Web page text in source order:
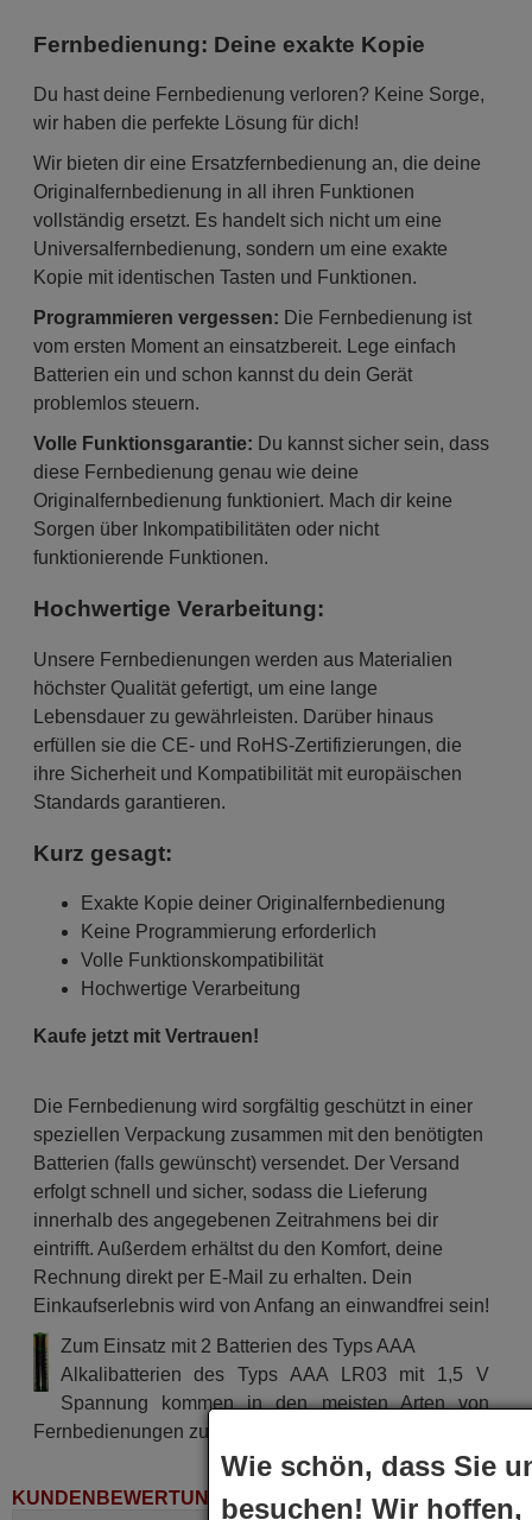
Fernbedienung: Deine exakte Kopie
Du hast deine Fernbedienung verloren? Keine Sorge,
wir haben die perfekte Lösung für dich!
Wir bieten dir eine Ersatzfernbedienung an, die deine
Originalfernbedienung in all ihren Funktionen
vollständig ersetzt. Es handelt sich nicht um eine
Universalfernbedienung, sondern um eine exakte
Kopie mit identischen Tasten und Funktionen.
Programmieren vergessen: Die Fernbedienung ist
vom ersten Moment an einsatzbereit. Lege einfach
Batterien ein und schon kannst du dein Gerät
problemlos steuern.
Volle Funktionsgarantie: Du kannst sicher sein, dass
diese Fernbedienung genau wie deine
Originalfernbedienung funktioniert. Mach dir keine
Sorgen über Inkompatibilitäten oder nicht
funktionierende Funktionen.
Hochwertige Verarbeitung:
Unsere Fernbedienungen werden aus Materialien
höchster Qualität gefertigt, um eine lange
Lebensdauer zu gewährleisten. Darüber hinaus
erfüllen sie die CE- und RoHS-Zertifizierungen, die
ihre Sicherheit und Kompatibilität mit europäischen
Standards garantieren.
Kurz gesagt:
Exakte Kopie deiner Originalfernbedienung
Keine Programmierung erforderlich
Volle Funktionskompatibilität
Hochwertige Verarbeitung
Kaufe jetzt mit Vertrauen!
Die Fernbedienung wird sorgfältig geschützt in einer
speziellen Verpackung zusammen mit den benötigten
Batterien (falls gewünscht) versendet. Der Versand
erfolgt schnell und sicher, sodass die Lieferung
innerhalb des angegebenen Zeitrahmens bei dir
eintrifft. Außerdem erhältst du den Komfort, deine
Rechnung direkt per E-Mail zu erhalten. Dein
Einkaufserlebnis wird von Anfang an einwandfrei sein!
Zum Einsatz mit 2 Batterien des Typs AAA
Alkalibatterien des Typs AAA LR03 mit 1,5 V
Spannung kommen in den meisten Arten von
Fernbedienungen zum Einsatz.
KUNDENBEWERTUNGEN
Wie schön, dass Sie
besuchen! Wir hoffen,